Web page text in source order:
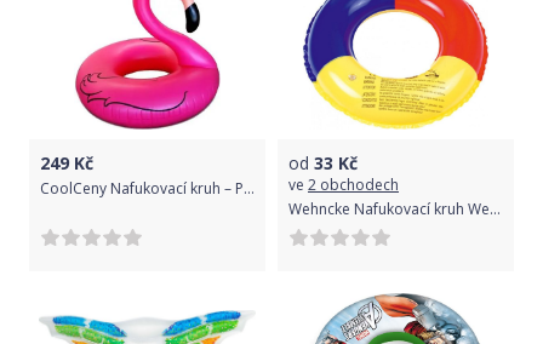
249 Kč
CoolCeny Nafukovací kruh – Plameňák 120 cm
od 33 Kč
ve 2 obchodech
Wehncke Nafukovací kruh Wehncke 14713 55 cm